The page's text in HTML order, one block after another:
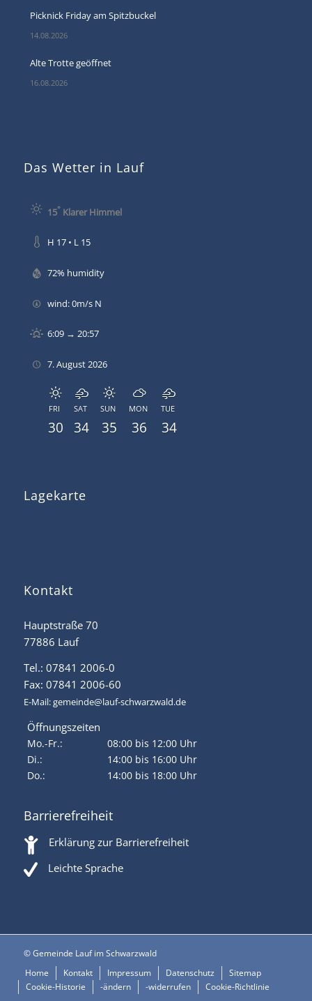
Picknick Friday am Spitzbuckel
14.08.2026
Alte Trotte geöffnet
16.08.2026
Das Wetter in Lauf
15°Klarer Himmel
H 17 • L 15
72% humidity
wind: 0m/s N
6:09 → 20:57
7. August 2026
FRI
30
SAT
34
SUN
35
MON
36
TUE
34
Lagekarte
Kontakt
Hauptstraße 70
77886 Lauf
Tel.: 07841 2006-0
Fax: 07841 2006-60
E-Mail:gemeinde@lauf-schwarzwald.de
Öffnungszeiten
Mo.-Fr.:
08:00 bis 12:00 Uhr
Di.:
14:00 bis 16:00 Uhr
Do.:
14:00 bis 18:00 Uhr
Barrierefreiheit
Erklärung zur Barrierefreiheit
Leichte Sprache
© Gemeinde Lauf im Schwarzwald
Home
Kontakt Impressum Datenschutz
Sitemap
Cookie-Historie
-ändern -widerrufen Cookie-Richtlinie